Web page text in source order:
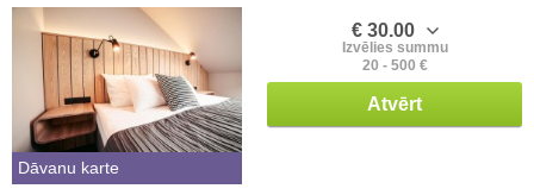
Dāvanu karte
€ 30.00
Izvēlies summu
20 - 500 €
Atvērt